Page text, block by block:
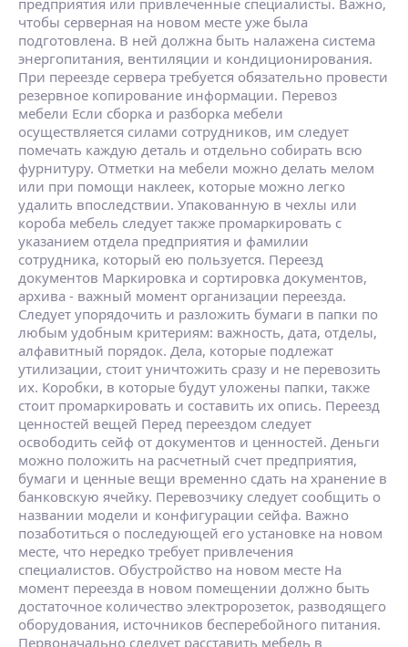
чтобы серверная на новом месте уже была
подготовлена. В ней должна быть налажена система
энергопитания, вентиляции и кондиционирования.
При переезде сервера требуется обязательно провести
резервное копирование информации. Перевоз
мебели Если сборка и разборка мебели
осуществляется силами сотрудников, им следует
помечать каждую деталь и отдельно собирать всю
фурнитуру. Отметки на мебели можно делать мелом
или при помощи наклеек, которые можно легко
удалить впоследствии. Упакованную в чехлы или
короба мебель следует также промаркировать с
указанием отдела предприятия и фамилии
сотрудника, который ею пользуется. Переезд
документов Маркировка и сортировка документов,
архива - важный момент организации переезда.
Следует упорядочить и разложить бумаги в папки по
любым удобным критериям: важность, дата, отделы,
алфавитный порядок. Дела, которые подлежат
утилизации, стоит уничтожить сразу и не перевозить
их. Коробки, в которые будут уложены папки, также
стоит промаркировать и составить их опись. Переезд
ценностей вещей Перед переездом следует
освободить сейф от документов и ценностей. Деньги
можно положить на расчетный счет предприятия,
бумаги и ценные вещи временно сдать на хранение в
банковскую ячейку. Перевозчику следует сообщить о
названии модели и конфигурации сейфа. Важно
позаботиться о последующей его установке на новом
месте, что нередко требует привлечения
специалистов. Обустройство на новом месте На
момент переезда в новом помещении должно быть
достаточное количество электророзеток, разводящего
оборудования, источников бесперебойного питания.
Первоначально следует расставить мебель в